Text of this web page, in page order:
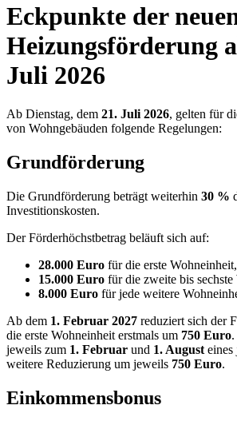
Eckpunkte der
Heizungsförderung
Juli 2026
Ab Dienstag, dem 21. Juli 2026, gelten für
von Wohngebäuden folgende Regelungen:
Grundförderung
Die Grundförderung beträgt weiterhin 30 %
Investitionskosten.
Der Förderhöchstbetrag beläuft sich auf:
28.000 Euro für die erste Wohneinheit,
15.000 Euro für die zweite bis
8.000 Euro für jede weitere
Ab dem 1. Februar 2027 reduziert sich der
die erste Wohneinheit erstmals um 750 Euro
jeweils zum 1. Februar und 1. August eines
weitere Reduzierung um jeweils 750 Euro.
Einkommensbonus